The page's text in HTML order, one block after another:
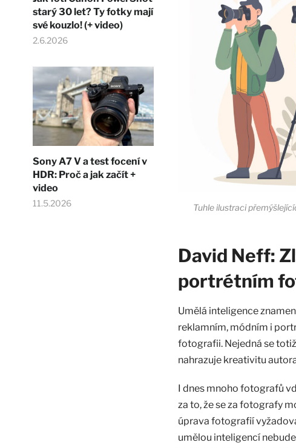
starý 30 let? Ty fotky mají
své kouzlo! (+ video)
2.6.2026
Sony A7 V a test focení v
HDR: Proč a jak začít +
video
11.5.2026
Tuhle ilustraci
David Neff:
portrétním
Umělá inteligence
reklamním, módním i
fotografii. Nejedná se
nahrazuje kreativitu
I dnes mnoho fotografů
za to, že se za fotografy
úprava fotografií
umělou inteligencí